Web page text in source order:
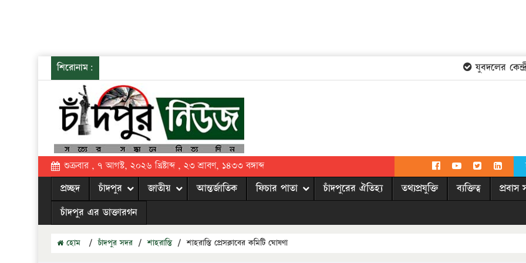
শিরোনাম: যুবদলের
শুক্রবার , ৭ আগস্ট, ২০২৬ খ্রিষ্টাব্দ , ২৩ শ্রাবণ, ১৪৩৩ বঙ্গাব্দ
প্রচ্ছদ চাঁদপুর জাতীয় আন্তর্জাতিক ফিচার পাতা চাঁদপুরের ঐতিহ্য তথ্যপ্রযুক্তি ব্যক্তিত্ব প্রবাস
চাঁদপুর এর ডাক্তারগন
হোম / চাঁদপুর সদর / শাহরাস্তি / শাহরাস্তি প্রেসক্লাবের কমিটি ঘোষণা